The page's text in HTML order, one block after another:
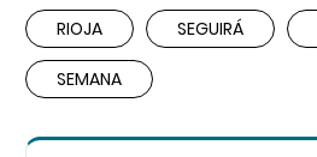
RIOJA SEGUIRÁ
SEMANA